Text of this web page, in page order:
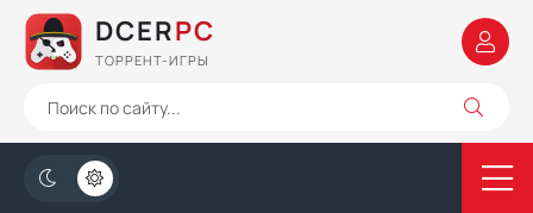
DCERPC
ТОРРЕНТ-ИГРЫ